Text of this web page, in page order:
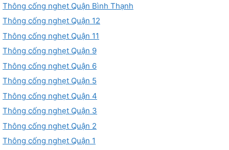
Thông cống nghẹt Quận Bình Thạnh
Thông cống nghẹt Quận 12
Thông cống nghẹt Quận 11
Thông cống nghẹt Quận 9
Thông cống nghẹt Quận 6
Thông cống nghẹt Quận 5
Thông cống nghẹt Quận 4
Thông cống nghẹt Quận 3
Thông cống nghẹt Quận 2
Thông cống nghẹt Quận 1